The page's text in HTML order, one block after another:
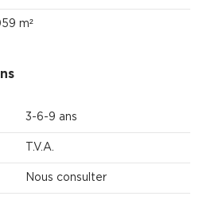
m²
3-6-9 ans
T.V.A.
Nous consulter